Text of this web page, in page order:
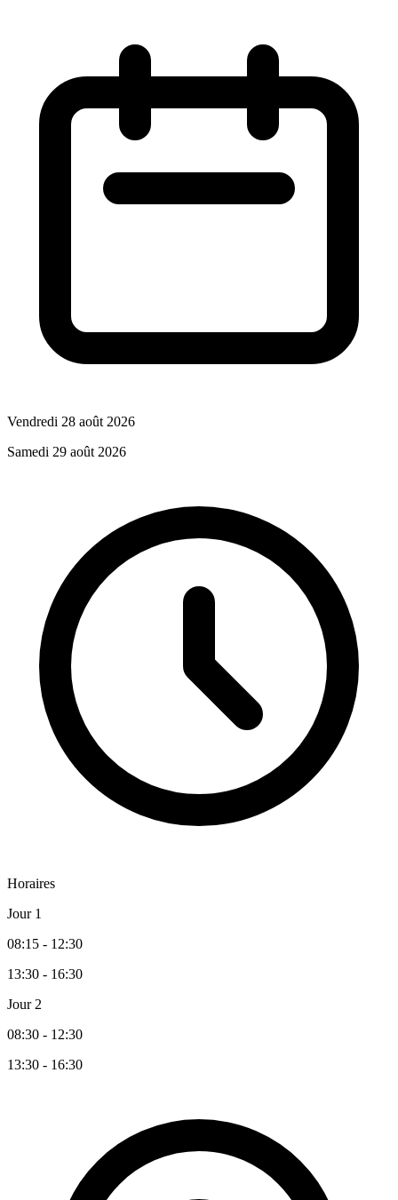
Vendredi 28 août 2026
Samedi 29 août 2026
Horaires
Jour 1
08:15 - 12:30
13:30 - 16:30
Jour 2
08:30 - 12:30
13:30 - 16:30